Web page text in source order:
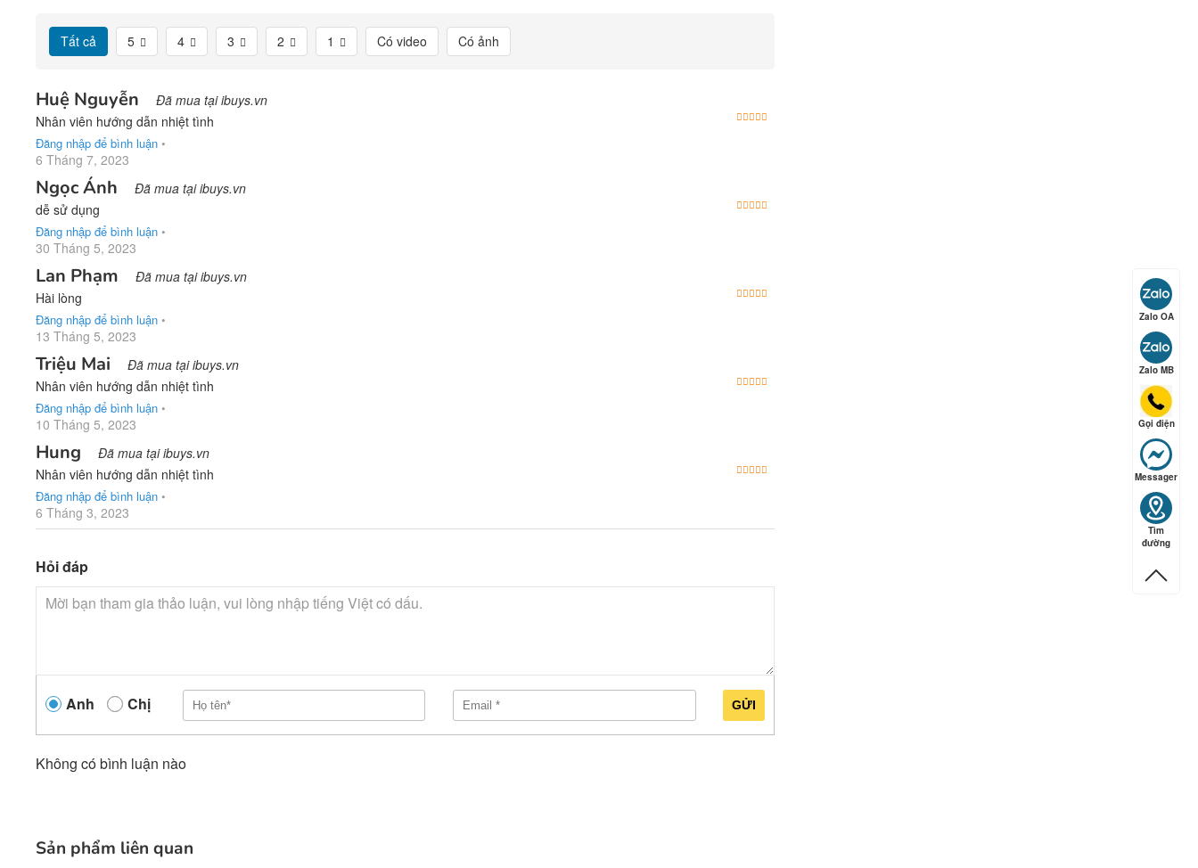
Tất cả 5 4 3 2 1 Có video Có ảnh
Huệ Nguyễn Đã mua tại ibuys.vn
Nhân viên hướng dẫn nhiệt tình
Đăng nhập để bình luận •
6 Tháng 7, 2023
Ngọc Ánh Đã mua tại ibuys.vn
dễ sử dụng
Đăng nhập để bình luận •
30 Tháng 5, 2023
Lan Phạm Đã mua tại ibuys.vn
Hài lòng
Đăng nhập để bình luận •
13 Tháng 5, 2023
Triệu Mai Đã mua tại ibuys.vn
Nhân viên hướng dẫn nhiệt tình
Đăng nhập để bình luận •
10 Tháng 5, 2023
Hung Đã mua tại ibuys.vn
Nhân viên hướng dẫn nhiệt tình
Đăng nhập để bình luận •
6 Tháng 3, 2023
Hỏi đáp
Anh Chị GỬI
Không có bình luận nào
Sản phẩm liên quan
Zalo OA
Zalo MB
Gọi điện
Messager
Tìm
đường